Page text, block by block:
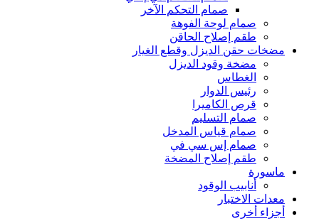
صمام التحكم الآخر
صمام لوحة الفوهة
طقم إصلاح الحاقن
مضخات حقن الديزل وقطع الغيار
مضخة وقود الديزل
الغطاس
رئيس الدوار
قرص الكاميرا
صمام التسليم
صمام قياس المدخل
صمام إس سي في
طقم إصلاح المضخة
ماسورة
أنابيب الوقود
معدات الاختبار
أجزاء أخرى